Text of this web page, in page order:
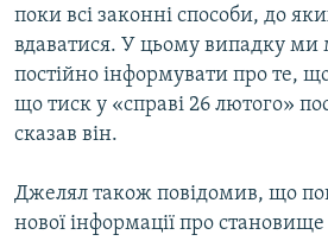
поки всі законні способи, до
вдаватися. У цьому випадку ми
постійно інформувати про те,
що тиск у «справі 26 лютого»
сказав він.
Джелял також повідомив, що
нової інформації про